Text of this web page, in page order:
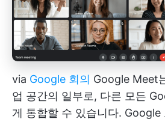
via Google 회의 Google Meet
업 공간의 일부로, 다른 모든
게 통합할 수 있습니다. Google